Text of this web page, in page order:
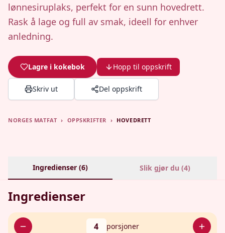
lønnesiruplaks, perfekt for en sunn hovedrett.
Rask å lage og full av smak, ideell for enhver
anledning.
Lagre i kokebok Hopp til oppskrift
Skriv ut Del oppskrift
NORGES MATFAT › OPPSKRIFTER › HOVEDRETT
Ingredienser (6) Slik gjør du (4)
Ingredienser
4 porsjoner